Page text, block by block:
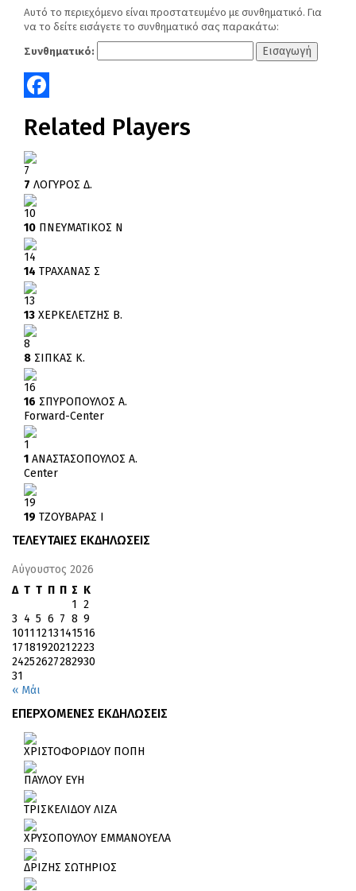
Αυτό το περιεχόμενο είναι προστατευμένο με συνθηματικό. Για
να το δείτε εισάγετε το συνθηματικό σας παρακάτω:
Συνθηματικό:
Related Players
7
7 ΛΟΓΥΡΟΣ Δ.
10
10 ΠΝΕΥΜΑΤΙΚΟΣ Ν
14
14 ΤΡΑΧΑΝΑΣ Σ
13
13 ΧΕΡΚΕΛΕΤΖΗΣ Β.
8
8 ΣΙΠΚΑΣ Κ.
16
16 ΣΠΥΡΟΠΟΥΛΟΣ Α.
Forward-Center
1
1 ΑΝΑΣΤΑΣΟΠΟΥΛΟΣ Α.
Center
19
19 ΤΖΟΥΒΑΡΑΣ Ι
ΤΕΛΕΥΤΑΙΕΣ ΕΚΔΗΛΩΣΕΙΣ
Αύγουστος 2026
Δ Τ Τ Π Π Σ Κ
« Μάι
1 2
3 4 5 6 7 8 9
10111213141516
17181920212223
24252627282930
31
ΕΠΕΡΧΟΜΕΝΕΣ ΕΚΔΗΛΩΣΕΙΣ
ΧΡΙΣΤΟΦΟΡΙΔΟΥ ΠΟΠΗ
ΠΑΥΛΟΥ ΕΥΗ
ΤΡΙΣΚΕΛΙΔΟΥ ΛΙΖΑ
ΧΡΥΣΟΠΟΥΛΟΥ ΕΜΜΑΝΟΥΕΛΑ
ΔΡΙΖΗΣ ΣΩΤΗΡΙΟΣ